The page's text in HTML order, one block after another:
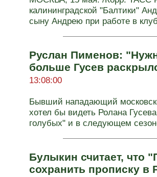
калининградской "Балтики"
сыну Андрею при работе в
Руслан Пименов:
больше Гусев
13:08:00
Бывший нападающий
хотел бы видеть Ролана
голубых" и в следующем
Булыкин считает, что
сохранить прописку